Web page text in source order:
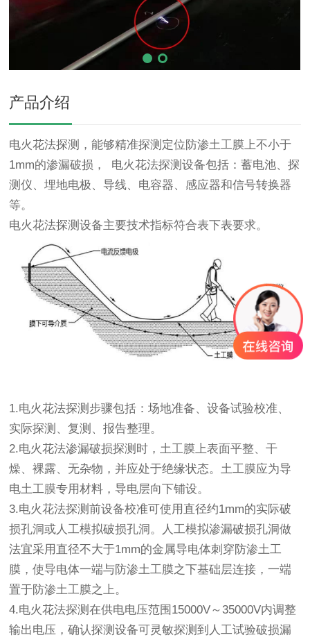
产品介绍
电火花法探测，能够精准探测定位防渗土工膜上不小于
1mm的渗漏破损， 电火花法探测设备包括：蓄电池、探
测仪、埋地电极、导线、电容器、感应器和信号转换器
等。
电火花法探测设备主要技术指标符合表下表要求。
1.电火花法探测步骤包括：场地准备、设备试验校准、
实际探测、复测、报告整理。
2.电火花法渗漏破损探测时，土工膜上表面平整、干
燥、裸露、无杂物，并应处于绝缘状态。土工膜应为导
电土工膜专用材料，导电层向下铺设。
3.电火花法探测前设备校准可使用直径约1mm的实际破
损孔洞或人工模拟破损孔洞。人工模拟渗漏破损孔洞做
法宜采用直径不大于1mm的金属导电体刺穿防渗土工
膜，使导电体一端与防渗土工膜之下基础层连接，一端
置于防渗土工膜之上。
4.电火花法探测在供电电压范围15000V～35000V内调整
输出电压，确认探测设备可灵敏探测到人工试验破损漏